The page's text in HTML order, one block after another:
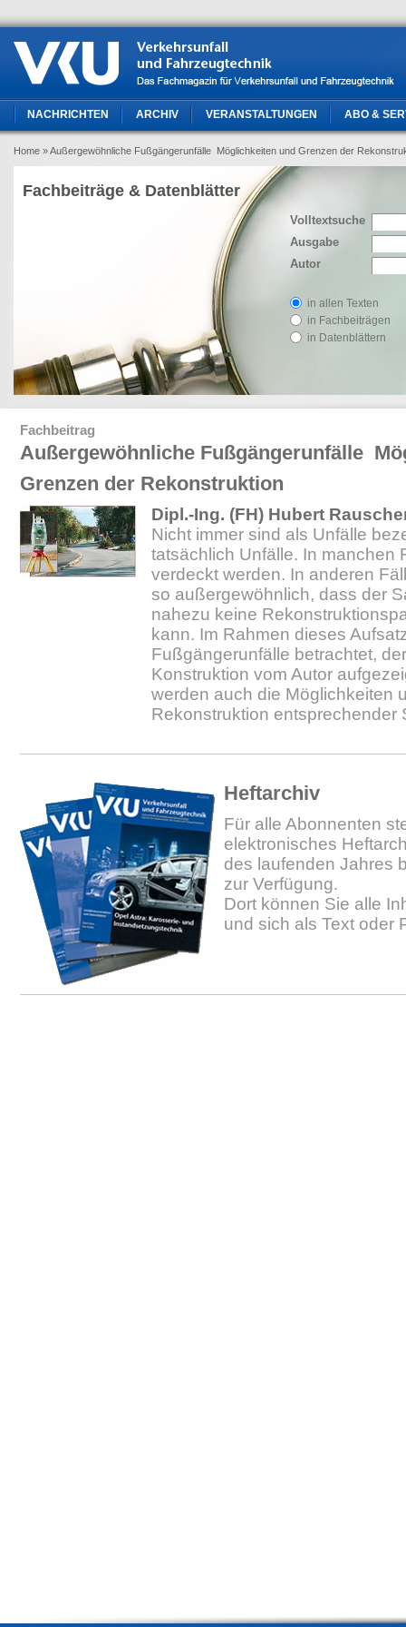
NACHRICHTEN ARCHIV VERANSTALTUNGEN ABO &
Home » Außergewöhnliche Fußgängerunfälle  Möglichkeiten und Grenzen der
Volltextsuche
Ausgabe
Autor
in allen Texten
in Fachbeiträgen
in Datenblättern
Fachbeiträge & Datenblätter
Fachbeitrag
Außergewöhnliche Fußgängerunfälle 
Grenzen der Rekonstruktion
Dipl.-Ing. (FH) Hubert
Nicht immer sind als Unfälle
tatsächlich Unfälle. In manchen
verdeckt werden. In anderen
so außergewöhnlich, dass der
nahezu keine
kann. Im Rahmen dieses
Fußgängerunfälle betrachtet,
Konstruktion vom Autor
werden auch die Möglichkeiten
Rekonstruktion entsprechender
Heftarchiv
Für alle Abonnenten
elektronisches
des laufenden Jahres
zur Verfügung.
Dort können Sie alle
und sich als Text oder